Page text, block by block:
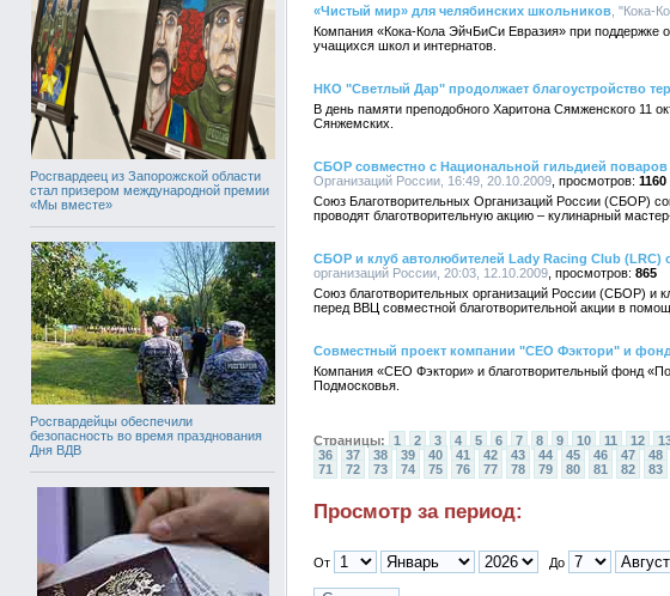
Росгвардеец из Запорожской области
стал призером международной премии
«Мы вместе»
Росгвардейцы обеспечили
безопасность во время празднования
Дня ВДВ
«Чистый мир» для челябинских школьников , "Кока-
Компания «Кока-Кола ЭйчБиСи Евразия» при поддержке
учащихся школ и интернатов.
НКО "Светлый Дар" продолжает благоустройство
В день памяти преподобного Харитона Сямженского 11
Сянжемских.
СБОР совместно с Национальной гильдией
Организаций России, 16:49, 20.10.2009
1160
Союз Благотворительных Организаций России (СБОР)
проводят благотворительную акцию – кулинарный
СБОР и клуб автолюбителей Lady Racing Club (LRC)
организаций России, 20:03, 12.10.2009
865
Союз благотворительных организаций России (СБОР) и
перед ВВЦ совместной благотворительной акции в
Совместный проект компании "СЕО Фэктори" и
Компания «СЕО Фэктори» и благотворительный фонд
Подмосковья.
Страницы: 1 2 3 4 5 6 7 8 9 10 11 12
36
37 38 39 40 41 42 43 44 45 46 47 48
71
72 73 74 75 76 77 78 79 80 81 82 83
Просмотр за период:
От До